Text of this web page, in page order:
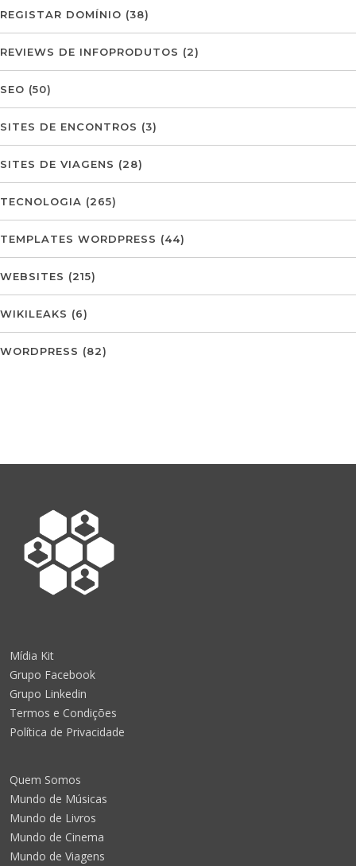
REGISTAR DOMÍNIO (38)
REVIEWS DE INFOPRODUTOS (2)
SEO (50)
SITES DE ENCONTROS (3)
SITES DE VIAGENS (28)
TECNOLOGIA (265)
TEMPLATES WORDPRESS (44)
WEBSITES (215)
WIKILEAKS (6)
WORDPRESS (82)
Mídia Kit
Grupo Facebook
Grupo Linkedin
Termos e Condições
Política de Privacidade
Quem Somos
Mundo de Músicas
Mundo de Livros
Mundo de Cinema
Mundo de Viagens